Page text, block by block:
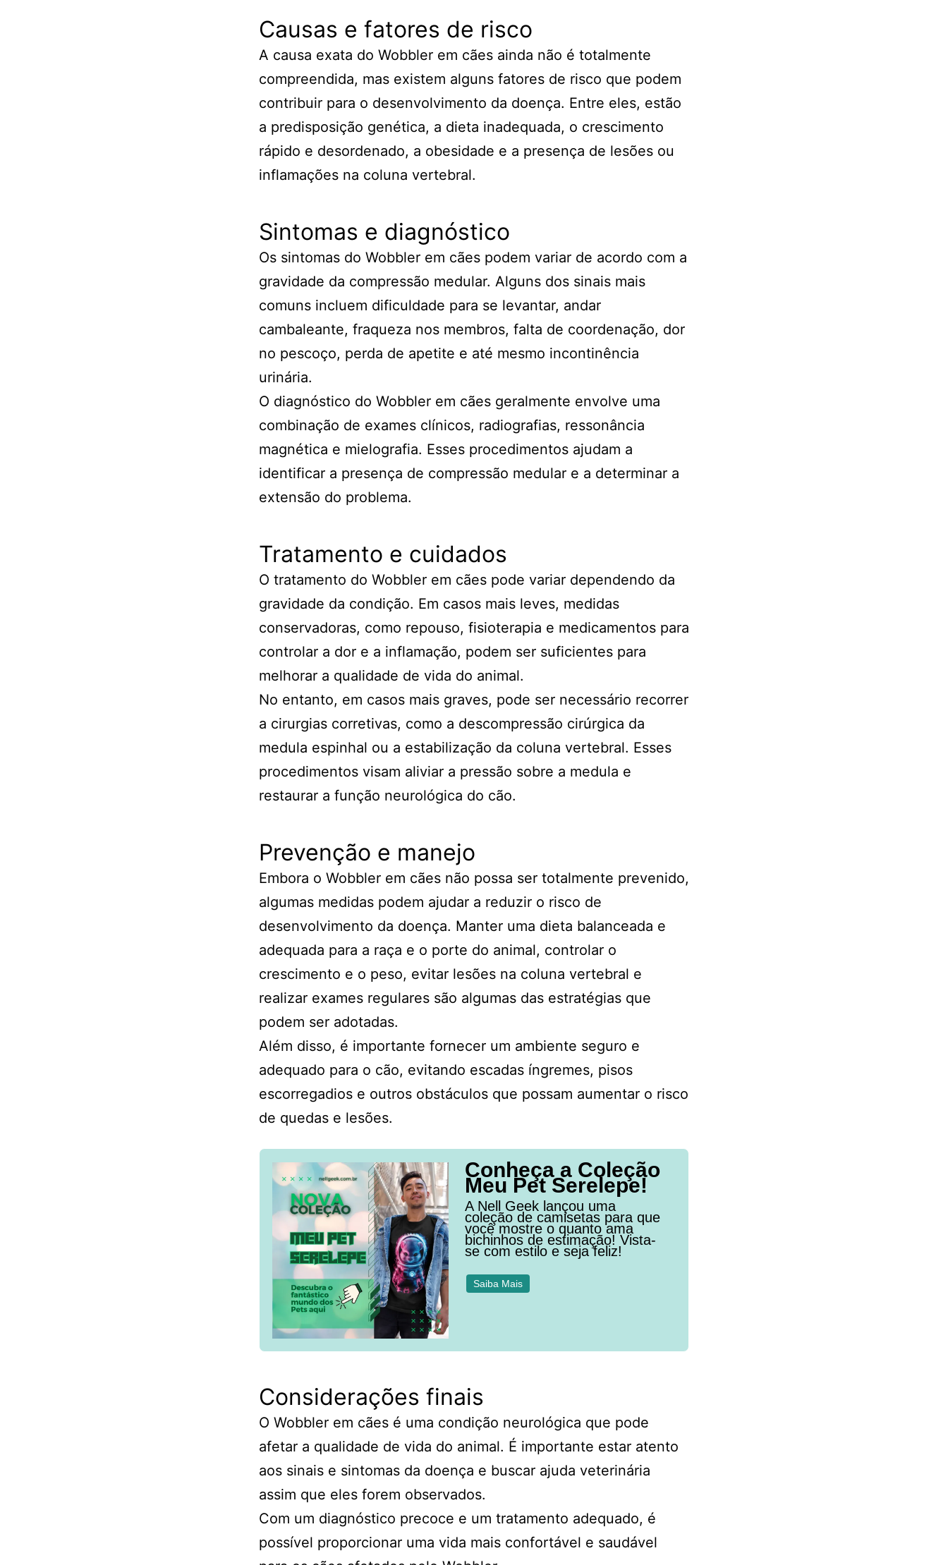
Causas e fatores de risco
A causa exata do Wobbler em cães ainda não é totalmente
compreendida, mas existem alguns fatores de risco que podem
contribuir para o desenvolvimento da doença. Entre eles, estão
a predisposição genética, a dieta inadequada, o crescimento
rápido e desordenado, a obesidade e a presença de lesões ou
inflamações na coluna vertebral.
Sintomas e diagnóstico
Os sintomas do Wobbler em cães podem variar de acordo com a
gravidade da compressão medular. Alguns dos sinais mais
comuns incluem dificuldade para se levantar, andar
cambaleante, fraqueza nos membros, falta de coordenação, dor
no pescoço, perda de apetite e até mesmo incontinência
urinária.
O diagnóstico do Wobbler em cães geralmente envolve uma
combinação de exames clínicos, radiografias, ressonância
magnética e mielografia. Esses procedimentos ajudam a
identificar a presença de compressão medular e a determinar a
extensão do problema.
Tratamento e cuidados
O tratamento do Wobbler em cães pode variar dependendo da
gravidade da condição. Em casos mais leves, medidas
conservadoras, como repouso, fisioterapia e medicamentos para
controlar a dor e a inflamação, podem ser suficientes para
melhorar a qualidade de vida do animal.
No entanto, em casos mais graves, pode ser necessário recorrer
a cirurgias corretivas, como a descompressão cirúrgica da
medula espinhal ou a estabilização da coluna vertebral. Esses
procedimentos visam aliviar a pressão sobre a medula e
restaurar a função neurológica do cão.
Prevenção e manejo
Embora o Wobbler em cães não possa ser totalmente prevenido,
algumas medidas podem ajudar a reduzir o risco de
desenvolvimento da doença. Manter uma dieta balanceada e
adequada para a raça e o porte do animal, controlar o
crescimento e o peso, evitar lesões na coluna vertebral e
realizar exames regulares são algumas das estratégias que
podem ser adotadas.
Além disso, é importante fornecer um ambiente seguro e
adequado para o cão, evitando escadas íngremes, pisos
escorregadios e outros obstáculos que possam aumentar o risco
de quedas e lesões.
Conheça a Coleção
Meu Pet Serelepe!
A Nell Geek lançou uma
coleção de camisetas para que
você mostre o quanto ama
bichinhos de estimação! Vista-
se com estilo e seja feliz!
Saiba Mais
Considerações finais
O Wobbler em cães é uma condição neurológica que pode
afetar a qualidade de vida do animal. É importante estar atento
aos sinais e sintomas da doença e buscar ajuda veterinária
assim que eles forem observados.
Com um diagnóstico precoce e um tratamento adequado, é
possível proporcionar uma vida mais confortável e saudável